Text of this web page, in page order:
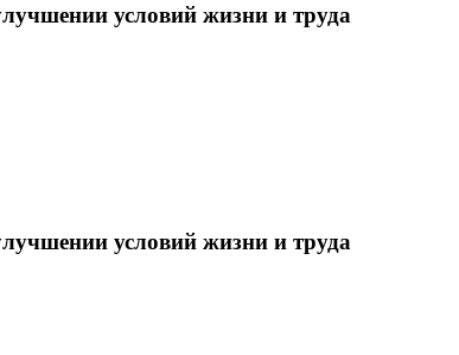
условий жизни и труда
условий жизни и труда